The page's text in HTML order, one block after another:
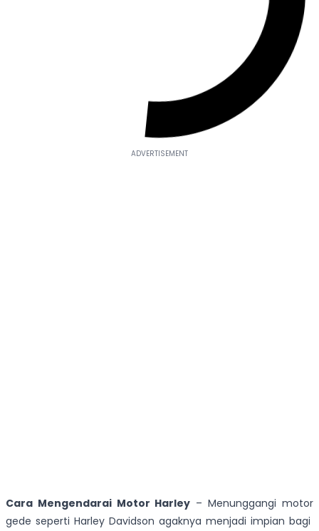
Cara Mengendarai Motor Harley – Menunggangi motor
gede seperti Harley Davidson agaknya menjadi impian bagi